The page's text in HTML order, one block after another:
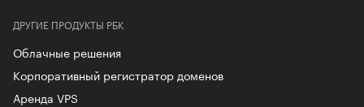
ДРУГИЕ ПРОДУКТЫ РБК
Облачные решения
Корпоративный регистратор доменов
Аренда VPS